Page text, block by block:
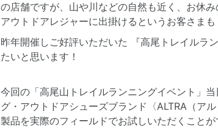
の店舗ですが、山や川などの自然も近く、お休
アウトドアレジャーに出掛けるというお客さまも
昨年開催しご好評いただいた 『高尾トレイルラ
たいと思います！
今回の「高尾山トレイルランニングイベント」
グ・アウトドアシューズブランド〈ALTRA（ア
製品を実際のフィールドでお試しいただくことが